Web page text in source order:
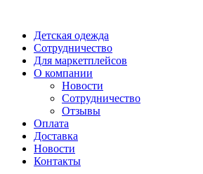
Детская одежда
Сотрудничество
Для маркетплейсов
О компании
Новости
Сотрудничество
Отзывы
Оплата
Доставка
Новости
Контакты